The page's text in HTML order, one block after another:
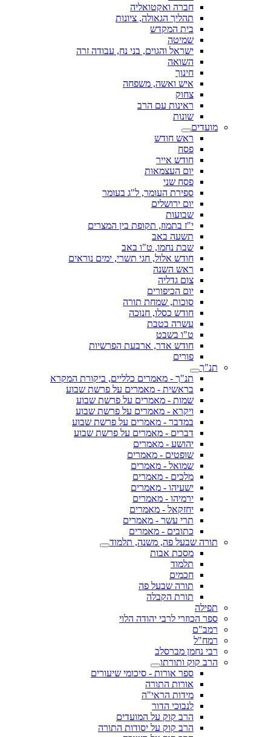
חברה ואקטואליה
תהליך הגאולה, ציונות
בית המקדש
שמיטה
ישראל והגוים, בני נח, עבודה זרה
השואה
חינוך
איש ואשה, משפחה
צחוק
ראינות עם הרב
שונות
מועדים
ראש חודש
פסח
חודש אייר
יום העצמאות
פסח שני
ספירת העומר, ל"ג בעומר
יום ירושלים
שבועות
י"ז בתמוז, תקופת בין המצרים
תשעה באב
שבת נחמו, ט"ו באב
חודש אלול, חגי תשרי, ימים נוראים
ראש השנה
צום גדליה
יום הכיפורים
סוכות, שמחת תורה
חודש כסלו, חנוכה
עשרה בטבת
ט"ו בשבט
חודש אדר, ארבעת הפרשיות
פורים
תנ"ך
תנ"ך - מאמרים כלליים, ביקורת המקרא
בראשית - מאמרים על פרשת שבוע
שמות - מאמרים על פרשת שבוע
ויקרא - מאמרים על פרשת שבוע
במדבר - מאמרים על פרשת שבוע
דברים - מאמרים על פרשת שבוע
יהושע - מאמרים
שופטים - מאמרים
שמואל - מאמרים
מלכים - מאמרים
ישעיהו - מאמרים
ירמיהו - מאמרים
יחזקאל - מאמרים
תרי עשר - מאמרים
כתובים - מאמרים
תורה שבעל פה, משנה, תלמוד
מסכת אבות
תלמוד
חכמים
תורה שבעל פה
תורת הקבלה
תפילה
ספר הכוזרי לרבי יהודה הלוי
רמב"ם
רמח"ל
רבי נחמן מברסלב
הרב קוק ותורתו
ספר אורות - סיכומי שיעורים
אורות התורה
מידות הראי"ה
לנבוכי הדור
הרב קוק על המועדים
הרב קוק על יסודות התורה